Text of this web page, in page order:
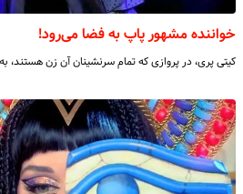
خواننده مشهور پاپ به فضا می‌رود!
کیتی پری، در پروازی که تمام سرنشینان آن زن هستند،